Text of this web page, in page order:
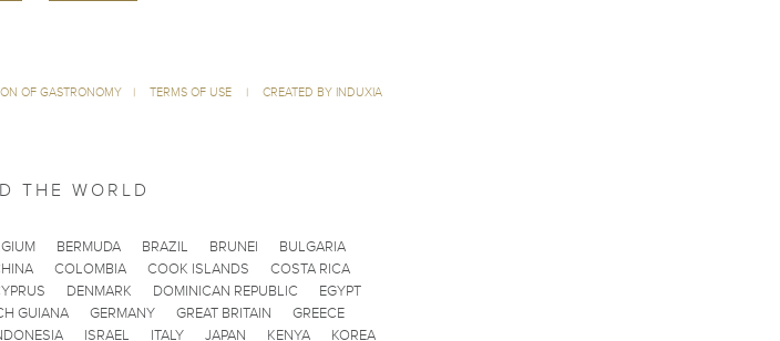
OF GASTRONOMY | TERMS OF USE | CREATED BY INDUXIA
THE WORLD
BERMUDA BRAZIL BRUNEI
BULGARIA
COLOMBIA COOK ISLANDS
COSTA RICA
DENMARK DOMINICAN REPUBLIC
EGYPT
GUIANA GERMANY GREAT BRITAIN
GREECE
ISRAEL ITALY JAPAN KENYA KOREA